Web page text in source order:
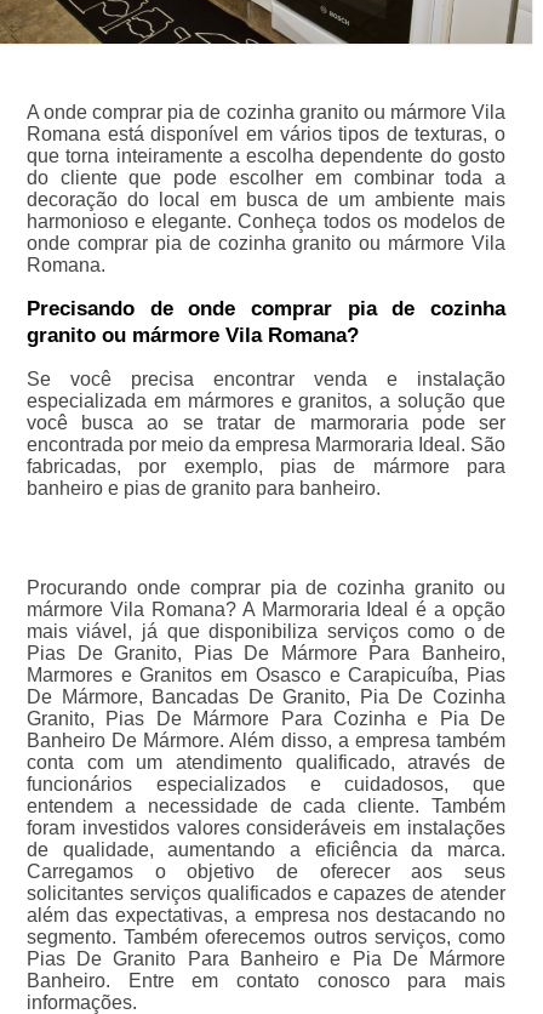
A onde comprar pia de cozinha granito ou mármore Vila
Romana está disponível em vários tipos de texturas, o
que torna inteiramente a escolha dependente do gosto
do cliente que pode escolher em combinar toda a
decoração do local em busca de um ambiente mais
harmonioso e elegante. Conheça todos os modelos de
onde comprar pia de cozinha granito ou mármore Vila
Romana.
Precisando de onde comprar pia de cozinha
granito ou mármore Vila Romana?
Se você precisa encontrar venda e instalação
especializada em mármores e granitos, a solução que
você busca ao se tratar de marmoraria pode ser
encontrada por meio da empresa Marmoraria Ideal. São
fabricadas, por exemplo, pias de mármore para
banheiro e pias de granito para banheiro.
Procurando onde comprar pia de cozinha granito ou
mármore Vila Romana? A Marmoraria Ideal é a opção
mais viável, já que disponibiliza serviços como o de
Pias De Granito, Pias De Mármore Para Banheiro,
Marmores e Granitos em Osasco e Carapicuíba, Pias
De Mármore, Bancadas De Granito, Pia De Cozinha
Granito, Pias De Mármore Para Cozinha e Pia De
Banheiro De Mármore. Além disso, a empresa também
conta com um atendimento qualificado, através de
funcionários especializados e cuidadosos, que
entendem a necessidade de cada cliente. Também
foram investidos valores consideráveis em instalações
de qualidade, aumentando a eficiência da marca.
Carregamos o objetivo de oferecer aos seus
solicitantes serviços qualificados e capazes de atender
além das expectativas, a empresa nos destacando no
segmento. Também oferecemos outros serviços, como
Pias De Granito Para Banheiro e Pia De Mármore
Banheiro. Entre em contato conosco para mais
informações.